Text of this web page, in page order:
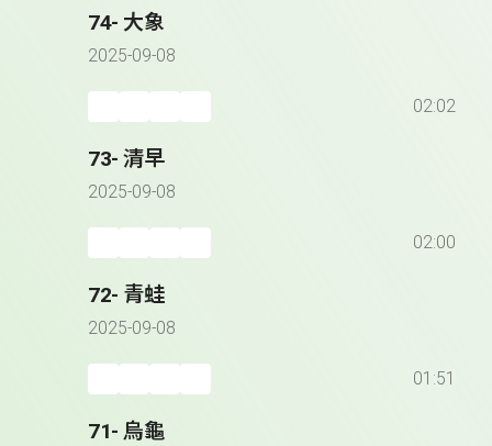
74- 大象
2025-09-08
02:02
73- 清早
2025-09-08
02:00
72- 青蛙
2025-09-08
01:51
71- 烏龜